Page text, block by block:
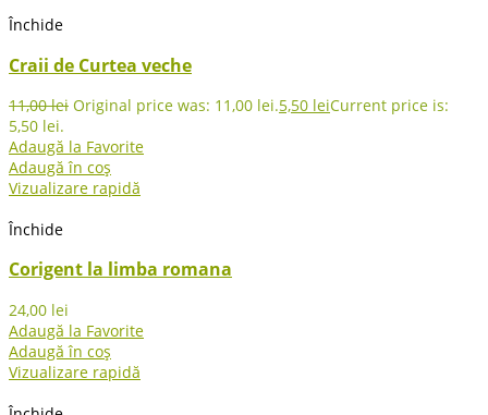
Închide
Craii de Curtea veche
11,00lei Original price was: 11,00 lei.5,50 leiCurrent price is:
5,50 lei.
Adaugă la Favorite
Adaugă în coș
Vizualizare rapidă
Închide
Corigent la limba romana
24,00 lei
Adaugă la Favorite
Adaugă în coș
Vizualizare rapidă